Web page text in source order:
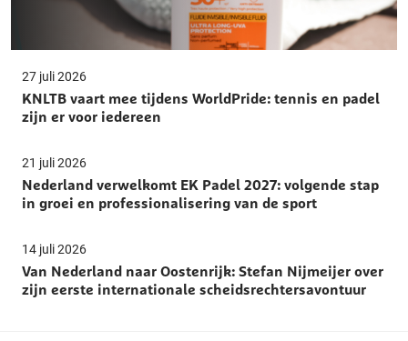
27 juli 2026
KNLTB vaart mee tijdens WorldPride: tennis en padel
zijn er voor iedereen
21 juli 2026
Nederland verwelkomt EK Padel 2027: volgende stap
in groei en professionalisering van de sport
14 juli 2026
Van Nederland naar Oostenrijk: Stefan Nijmeijer over
zijn eerste internationale scheidsrechtersavontuur